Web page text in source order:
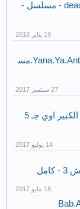
dead.S01.FullPack.R15.H264.AboTerika - مسلسل -
Yana.Ya.Anty.S01.E13.R15.HDTv.1080.WdGarri.مس
Pack].SdTv.x264..WdGarri.م سلسل الكبير اوي جـ 5